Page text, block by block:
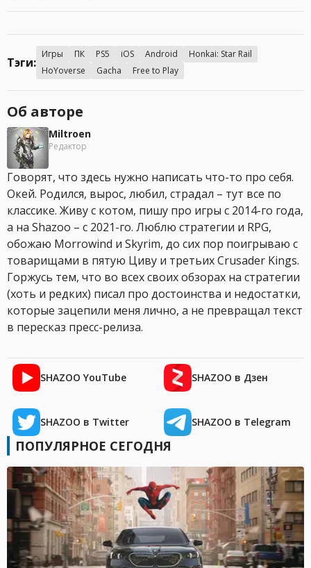
Тэги:
Игры ПК PS5 iOS Android
Honkai: Star Rail
HoYoverse
Gacha Free to Play
Об авторе
Miltroen
Редактор
Говорят, что здесь нужно написать что-то про себя.
Окей. Родился, вырос, любил, страдал – тут все по
классике. Живу с котом, пишу про игры с 2014-го года,
а на Shazoo – с 2021-го. Люблю стратегии и RPG,
обожаю Morrowind и Skyrim, до сих пор поигрываю с
товарищами в пятую Циву и третьих Crusader Kings.
Горжусь тем, что во всех своих обзорах на стратегии
(хоть и редких) писал про достоинства и недостатки,
которые зацепили меня лично, а не превращал текст
в пересказ пресс-релиза.
SHAZOO YouTube SHAZOO в Дзен
SHAZOO в Twitter SHAZOO в Telegram
ПОПУЛЯРНОЕ СЕГОДНЯ